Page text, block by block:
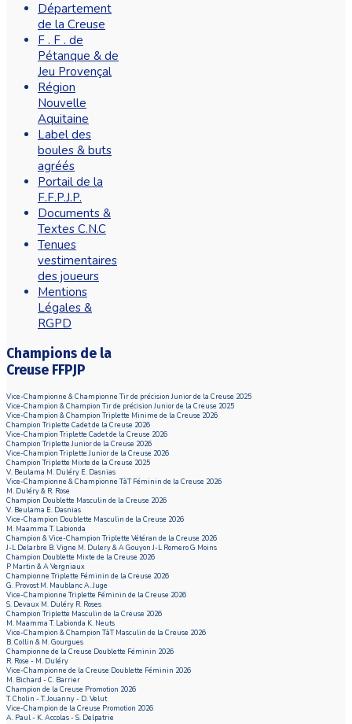
Département
de la Creuse
F . F . de
Pétanque & de
Jeu Provençal
Région
Nouvelle
Aquitaine
Label des
boules & buts
agréés
Portail de la
F.F.P.J.P.
Documents &
Textes C.N.C
Tenues
vestimentaires
des joueurs
Mentions
Légales &
RGPD
Champions de la
Creuse FFPJP
Vice-Championne & Championne Tir de précision Junior de la Creuse 2025
Vice-Champion & Champion Tir de précision Junior de la Creuse 2025
Vice-Champion & Champion Triplette Minime de la Creuse 2026
Champion Triplette Cadet de la Creuse 2026
Vice-Champion Triplette Cadet de la Creuse 2026
Champion Triplette Junior de la Creuse 2026
Vice-Champion Triplette Junior de la Creuse 2026
Champion Triplette Mixte de la Creuse 2025
V. Beulama M. Duléry E. Dasnias
Vice-Championne & Championne TàT Féminin de la Creuse 2026
M. Duléry & R. Rose
Champion Doublette Masculin de la Creuse 2026
V. Beulama E. Dasnias
Vice-Champion Doublette Masculin de la Creuse 2026
M. Maamma T. Labionda
Champion & Vice-Champion Triplette Vétéran de la Creuse 2026
J-L Delarbre B. Vigne M. Dulery & A Gouyon J-L Romero G Moins
Champion Doublette Mixte de la Creuse 2026
P Martin & A Vergniaux
Championne Triplette Féminin de la Creuse 2026
G. Provost M. Maublanc A. Juge
Vice-Championne Triplette Féminin de la Creuse 2026
S. Devaux M. Duléry R. Roses
Champion Triplette Masculin de la Creuse 2026
M. Maamma T. Labionda K. Neuts
Vice-Champion & Champion TàT Masculin de la Creuse 2026
B. Collin & M. Gourgues
Championne de la Creuse Doublette Féminin 2026
R. Rose - M. Duléry
Vice-Championne de la Creuse Doublette Féminin 2026
M. Bichard - C. Barrier
Champion de la Creuse Promotion 2026
T. Cholin - T. Jouanny - D. Velut
Vice-Champion de la Creuse Promotion 2026
A. Paul - K. Accolas - S. Delpatrie